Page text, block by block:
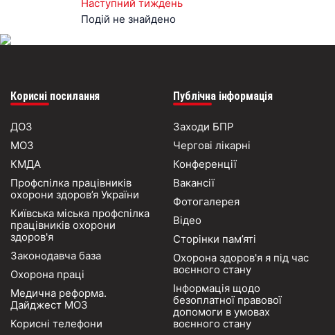
Наступний тиждень
Подій не знайдено
Корисні посилання
ДОЗ
МОЗ
КМДА
Профспілка працівників
охорони здоров’я України
Київська міська профспілка
працівників охорони
здоров'я
Законодавча база
Охорона праці
Медична реформа.
Дайджест МОЗ
Корисні телефони
Публічна інформація
Заходи БПР
Чергові лікарні
Конференції
Вакансії
Фотогалерея
Відео
Сторінки пам’яті
Охорона здоров'я я під час
воєнного стану
Інформація щодо
безоплатної правової
допомоги в умовах
воєнного стану